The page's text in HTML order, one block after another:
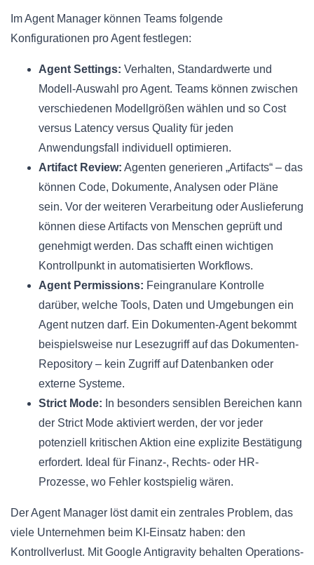
Im Agent Manager können Teams folgende
Konfigurationen pro Agent festlegen:
Agent Settings: Verhalten, Standardwerte und
Modell-Auswahl pro Agent. Teams können zwischen
verschiedenen Modellgrößen wählen und so Cost
versus Latency versus Quality für jeden
Anwendungsfall individuell optimieren.
Artifact Review: Agenten generieren „Artifacts“ – das
können Code, Dokumente, Analysen oder Pläne
sein. Vor der weiteren Verarbeitung oder Auslieferung
können diese Artifacts von Menschen geprüft und
genehmigt werden. Das schafft einen wichtigen
Kontrollpunkt in automatisierten Workflows.
Agent Permissions: Feingranulare Kontrolle
darüber, welche Tools, Daten und Umgebungen ein
Agent nutzen darf. Ein Dokumenten-Agent bekommt
beispielsweise nur Lesezugriff auf das Dokumenten-
Repository – kein Zugriff auf Datenbanken oder
externe Systeme.
Strict Mode: In besonders sensiblen Bereichen kann
der Strict Mode aktiviert werden, der vor jeder
potenziell kritischen Aktion eine explizite Bestätigung
erfordert. Ideal für Finanz-, Rechts- oder HR-
Prozesse, wo Fehler kostspielig wären.
Der Agent Manager löst damit ein zentrales Problem, das
viele Unternehmen beim KI-Einsatz haben: den
Kontrollverlust. Mit Google Antigravity behalten Operations-